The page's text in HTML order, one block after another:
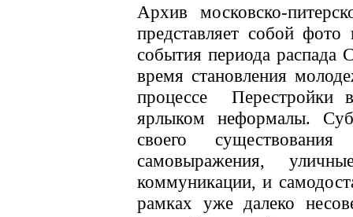
Архив московско-
представляет собой
события периода
время становления
процессе
ярлыком неформалы.
своего
самовыражения,
коммуникации, и
рамках уже далеко